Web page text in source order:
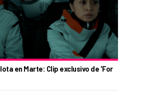
en Marte: Clip exclusivo de 'For